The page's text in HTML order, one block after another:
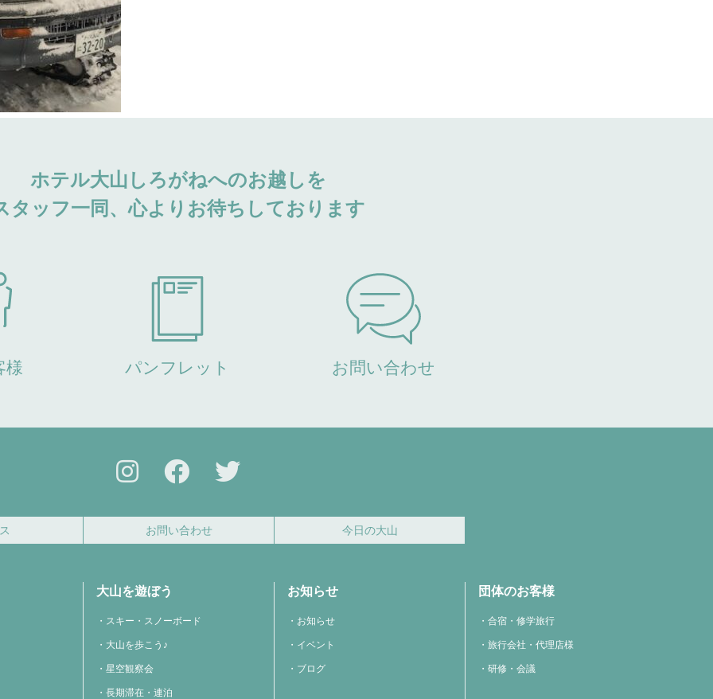
ホテル大山しろがねへのお越しを
タッフ一同、心よりお待ちしております
様 パンフレット お問い合わせ
お問い合わせ 今日の大山
大山を遊ぼう
スキー・スノーボード
大山を歩こう♪
星空観察会
長期滞在・連泊
お知らせ
お知らせ
イベント
ブログ
団体のお客様
合宿・修学旅行
旅行会社・代理店様
研修・会議